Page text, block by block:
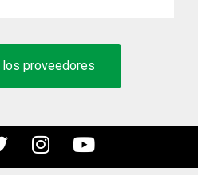
proveedores